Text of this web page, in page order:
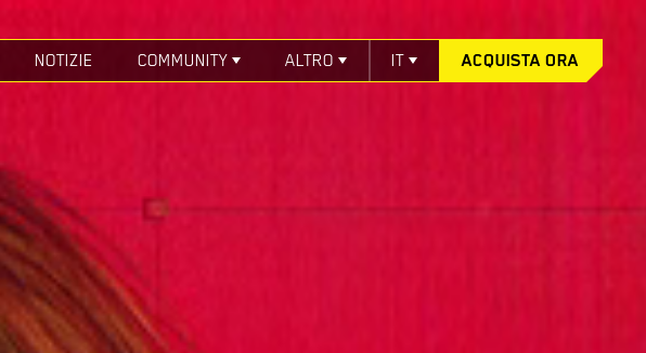
NOTIZIE COMMUNITY ALTRO IT ACQUISTA ORA